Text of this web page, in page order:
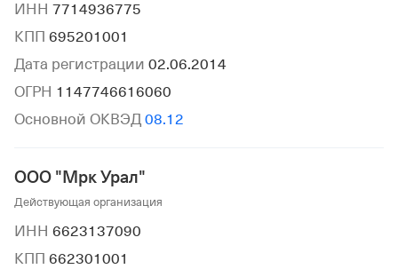
ИНН 7714936775
КПП 695201001
Дата регистрации 02.06.2014
ОГРН 1147746616060
Основной ОКВЭД 08.12
ООО "Мрк Урал"
Действующая организация
ИНН 6623137090
КПП 662301001